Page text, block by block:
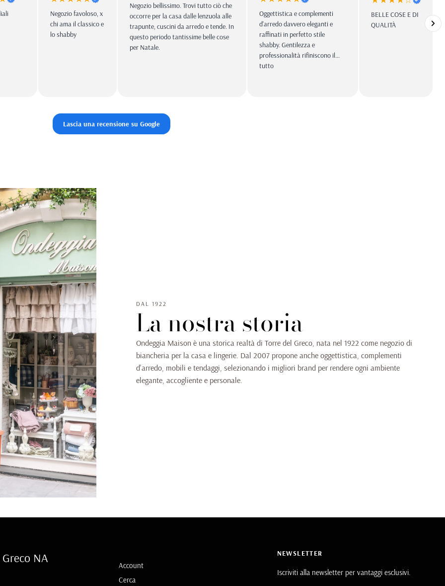
Negozio favoloso, x
chi ama il classico e
lo shabby
Negozio bellissimo. Trovi tutto ciò che
occorre per la casa dalle lenzuola alle
trapunte, cuscini da arredo e tende. In
questo periodo tantissime belle cose
per Natale.
Oggettistica e complementi
d'arredo davvero eleganti e
raffinati in perfetto stile
shabby. Gentilezza e
professionalità rifiniscono il
tutto
BELLE COSE E DI
QUALITÀ
Lascia una recensione su Google
DAL 1922
La nostra storia
Ondeggia Maison è una storica realtà di Torre del Greco, nata nel 1922 come negozio di
biancheria per la casa e lingerie. Dal 2007 propone anche oggettistica, complementi
d'arredo, mobili e tendaggi, selezionando i migliori brand per rendere ogni ambiente
elegante, accogliente e personale.
NA
Account
Cerca
NEWSLETTER
Iscriviti alla newsletter per vantaggi esclusivi.